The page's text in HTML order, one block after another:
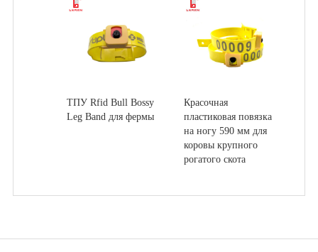
ТПУ Rfid Bull Bossy
Leg Band для фермы
Красочная
пластиковая повязка
на ногу 590 мм для
коровы крупного
рогатого скота